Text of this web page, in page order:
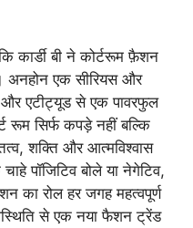
कार्डी बी ने कोर्टरूम फ़ैशन
अनहोन एक सीरियस और
एटीट्यूड से एक पावरफुल
रूम सिर्फ कपड़े नहीं बल्कि
शक्ति और आत्मविश्वास
पॉजिटिव बोले या नेगेटिव,
का रोल हर जगह महत्वपूर्ण
से एक नया फैशन ट्रेंड